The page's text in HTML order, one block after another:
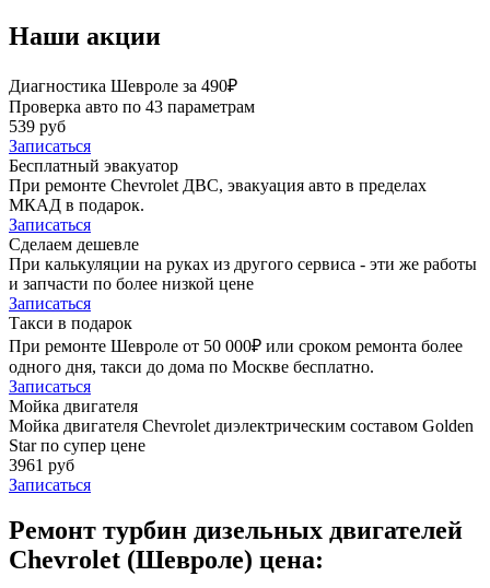
Наши акции
Диагностика Шевроле за 490₽
Проверка авто по 43 параметрам
539 руб
Записаться
Бесплатный эвакуатор
При ремонте Chevrolet ДВС, эвакуация авто в пределах
МКАД в подарок.
Записаться
Сделаем дешевле
При калькуляции на руках из другого сервиса - эти же работы
и запчасти по более низкой цене
Записаться
Такси в подарок
При ремонте Шевроле от 50 000₽ или сроком ремонта более
одного дня, такси до дома по Москве бесплатно.
Записаться
Мойка двигателя
Мойка двигателя Chevrolet диэлектрическим составом Golden
Star по супер цене
3961 руб
Записаться
Ремонт турбин дизельных двигателей
Chevrolet (Шевроле) цена: